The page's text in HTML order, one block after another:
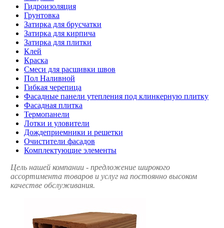
Гидроизоляция
Грунтовка
Затирка для брусчатки
Затирка для кирпича
Затирка для плитки
Клей
Краска
Смеси для расшивки швов
Пол Наливной
Гибкая черепица
Фасадные панели утепления под клинкерную плитку
Фасадная плитка
Термопанели
Лотки и уловители
Дождеприемники и решетки
Очистители фасадов
Комплектующие элементы
Цель нашей компании - предложение широкого
ассортимента товаров и услуг на постоянно высоком
качестве обслуживания.